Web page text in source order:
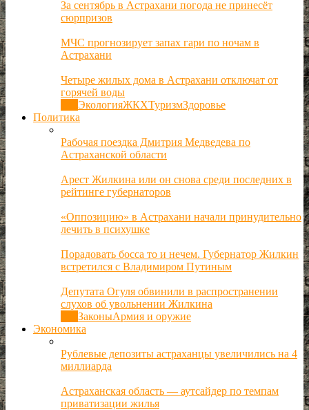
За сентябрь в Астрахани погода не принесёт
сюрпризов
МЧС прогнозирует запах гари по ночам в
Астрахани
Четыре жилых дома в Астрахани отключат от
горячей воды
ЭкологияЖКХТуризмЗдоровье
Политика
Рабочая поездка Дмитрия Медведева по
Астраханской области
Арест Жилкина или он снова среди последних в
рейтинге губернаторов
«Оппозицию» в Астрахани начали принудительно
лечить в психушке
Порадовать босса то и нечем. Губернатор Жилкин
встретился с Владимиром Путиным
Депутата Огуля обвинили в распространении
слухов об увольнении Жилкина
ЗаконыАрмия и оружие
Экономика
Рублевые депозиты астраханцы увеличились на 4
миллиарда
Астраханская область — аутсайдер по темпам
приватизации жилья